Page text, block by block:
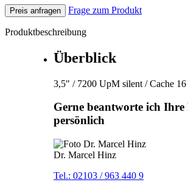
Preis anfragen Frage zum Produkt
Produktbeschreibung
Überblick
3,5" / 7200 UpM silent / Cache
Gerne beantworte ich Ihre
persönlich
Dr. Marcel Hinz
Tel.: 02103 / 963 440 9